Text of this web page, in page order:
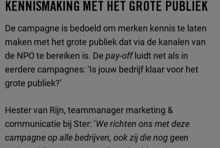
KENNISMAKING MET HET GROTE PUBLIEK
De campagne is bedoeld om merken kennis te laten
maken met het grote publiek dat via de kanalen van
de NPO te bereiken is. De pay-offluidt net als in
eerdere campagnes: ‘Is jouw bedrijf klaar voor het
grote publiek?’
Hester van Rijn, teammanager marketing &
communicatie bij Ster: ‘We richten ons met deze
campagne op alle bedrijven, ook zij die nog geen